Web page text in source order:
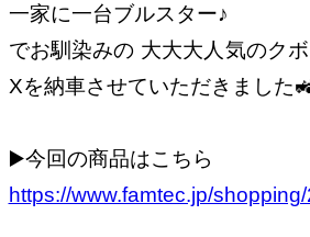
一家に一台ブルスター♪
でお馴染みの 大大大人気のク
Xを納車させていただきました
▶️今回の商品はこちら
https://www.famtec.jp/